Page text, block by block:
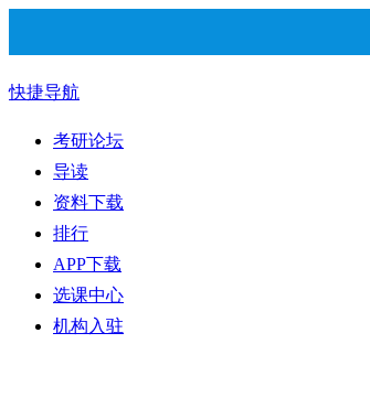
快捷导航
考研论坛
导读
资料下载
排行
APP下载
选课中心
机构入驻